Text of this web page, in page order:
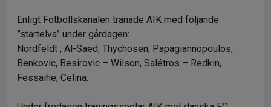
Enligt Fotbollskanalen tränade AIK med följande
”startelva” under gårdagen:
Nordfeldt ; Al-Saed, Thychosen, Papagiannopoulos,
Benkovic, Besirovic – Wilson, Salétros – Redkin,
Fessaihe, Celina.